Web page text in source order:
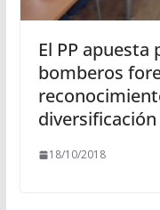
El PP
bomberos
18/10/2018